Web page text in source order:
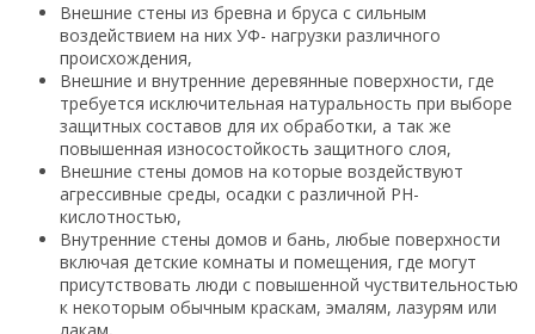
Внешние стены из бревна и бруса с сильным
воздействием на них УФ- нагрузки различного
происхождения,
Внешние и внутренние деревянные поверхности, где
требуется исключительная натуральность при выборе
защитных составов для их обработки, а так же
повышенная износостойкость защитного слоя,
Внешние стены домов на которые воздействуют
агрессивные среды, осадки с различной РН-
кислотностью,
Внутренние стены домов и бань, любые поверхности
включая детские комнаты и помещения, где могут
присутствовать люди с повышенной чуствительностью
к некоторым обычным краскам, эмалям, лазурям или